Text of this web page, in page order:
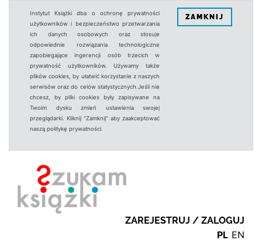
Instytut Książki dba o ochronę prywatności
użytkowników i bezpieczeństwo przetwarzania
ich danych osobowych oraz stosuje
odpowiednie rozwiązania technologiczne
zapobiegające ingerencji osób trzecich w
prywatność użytkowników. Używamy także
plików cookies, by ułatwić korzystanie z naszych
serwisów oraz do celów statystycznych.Jeśli nie
chcesz, by pliki cookies były zapisywane na
Twoim dysku zmień ustawienia swojej
przeglądarki. Kliknij "Zamknij" aby zaakceptować
naszą politykę prywatności.
ZAMKNIJ
ZAREJESTRUJ / ZALOGUJ
PL EN